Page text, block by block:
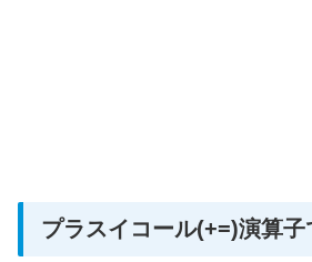
プラスイコール(+=)演算子